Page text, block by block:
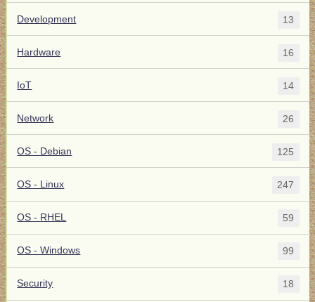
Development 13
Hardware 16
IoT 14
Network 26
OS - Debian 125
OS - Linux 247
OS - RHEL 59
OS - Windows 99
Security 18